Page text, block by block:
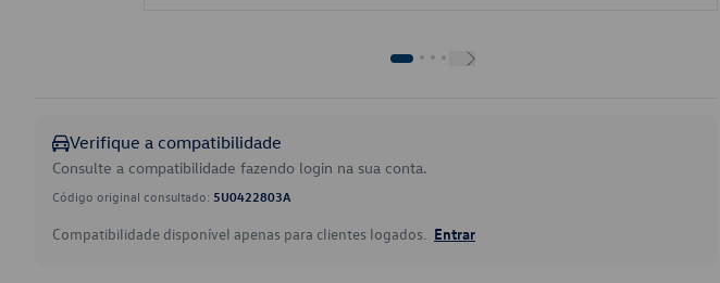
Verifique a compatibilidade
Consulte a compatibilidade fazendo login na sua conta.
Código original consultado: 5U0422803A
Compatibilidade disponível apenas para clientes logados. Entrar